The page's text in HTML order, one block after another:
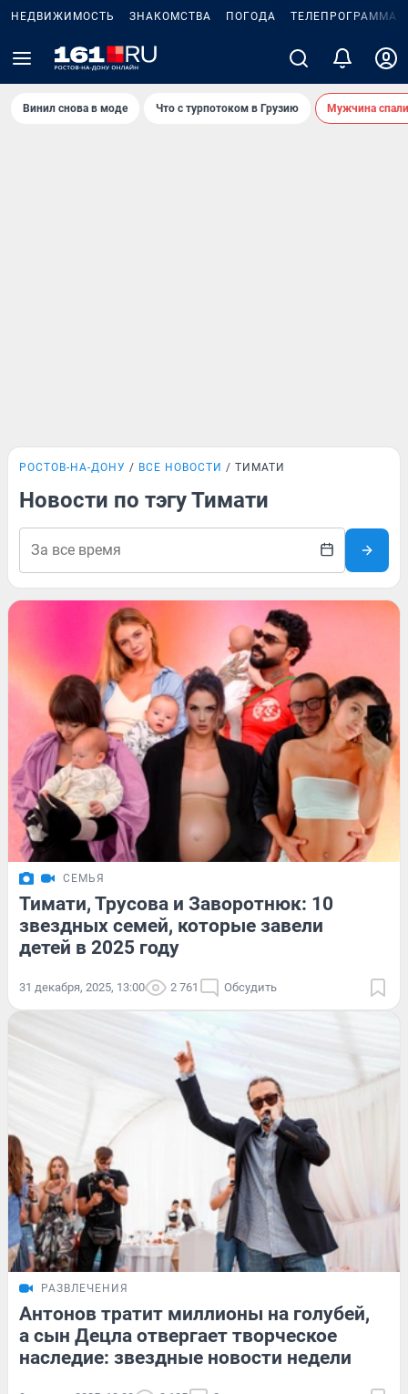
НЕДВИЖИМОСТЬ ЗНАКОМСТВА ПОГОДА ТЕЛЕПРОГРАММА
Винил снова в моде Что с турпотоком в Грузию Мужчина
РОСТОВ-НА-ДОНУ ВСЕ НОВОСТИ ТИМАТИ
Новости по тэгу Тимати
СЕМЬЯ
Тимати, Трусова и Заворотнюк: 10
звездных семей, которые завели
детей в 2025 году
31 декабря, 2025, 13:00 2 761 Обсудить
РАЗВЛЕЧЕНИЯ
Антонов тратит миллионы на голубей,
а сын Децла отвергает творческое
наследие: звездные новости недели